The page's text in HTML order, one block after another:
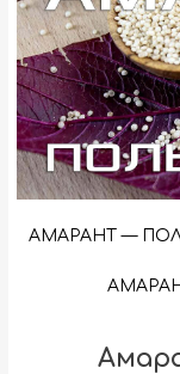
АМАРАНТ —